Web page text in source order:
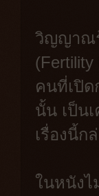
วิญญาณ
คนที่เปิ
นั้น เป็น
เรื่องนี้ก
ในหนังไ